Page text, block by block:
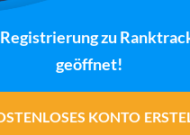
zu
geöffnet!
KONTO